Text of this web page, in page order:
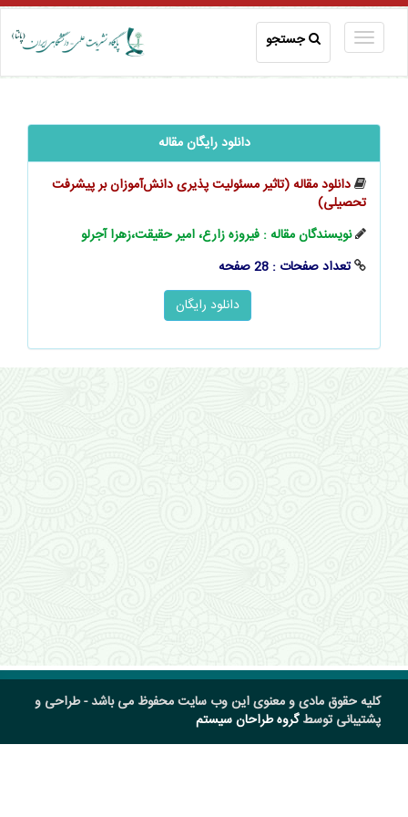
جستجو
دانلود رایگان مقاله
دانلود مقاله (تاثیر مسئولیت پذیری ‌‌‌‌‌دانش‌آموزان بر پیشرفت
تحصیلی)
نویسندگان مقاله : فیروزه زارع، امیر حقیقت،زهرا آجرلو
تعداد صفحات : 28 صفحه
کلیه حقوق مادی و معنوی این وب سایت محفوظ می باشد - طراحی و
پشتیبانی توسطگروه طراحان سیستم